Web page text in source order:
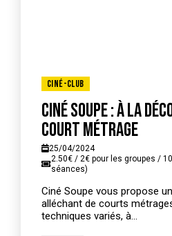
Ciné-Club
Ciné soupe : à la
court métrage
25/04/2024
2.50€ / 2€ pour les groupes /
séances)
Ciné Soupe vous propose
alléchant de courts
techniques variés, à...